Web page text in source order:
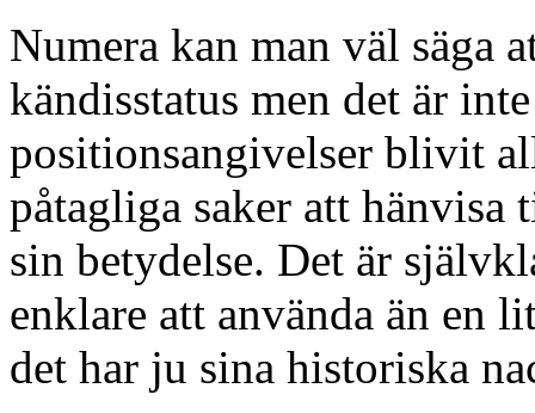
Numera kan man väl säga
kändisstatus men det är
positionsangivelser blivit
påtagliga saker att hänvisa
sin betydelse. Det är
enklare att använda än en
det har ju sina historiska